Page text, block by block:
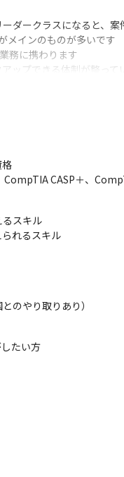
ダークラスになると、
メインのものが多いです
務に携わります
ップできる体制が整って
います
験がある社員のため、実
エルやパートナー企業の
期待しています
体的に考えるスキルに加
ラリアなど各国のノウハ
ンス人材として活躍でき
ィや、IoT（Internet of
いないため、仕事のリー
る最新の教材や大規模な
ークラスを目指せます
CompTIA CASP＋、
るスキル
れるスキル
のやり取りあり）
たい方